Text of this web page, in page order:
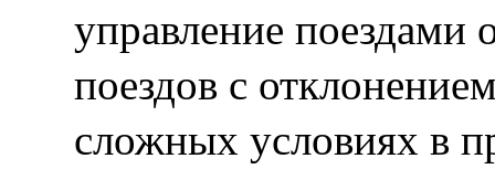
управление поездами
поездов с
сложных условиях в